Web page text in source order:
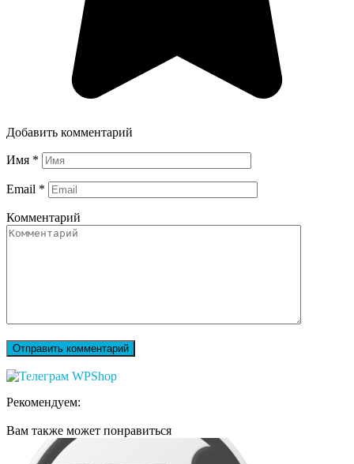
Добавить комментарий
Имя *
Email *
Комментарий
Рекомендуем:
Вам также может понравиться